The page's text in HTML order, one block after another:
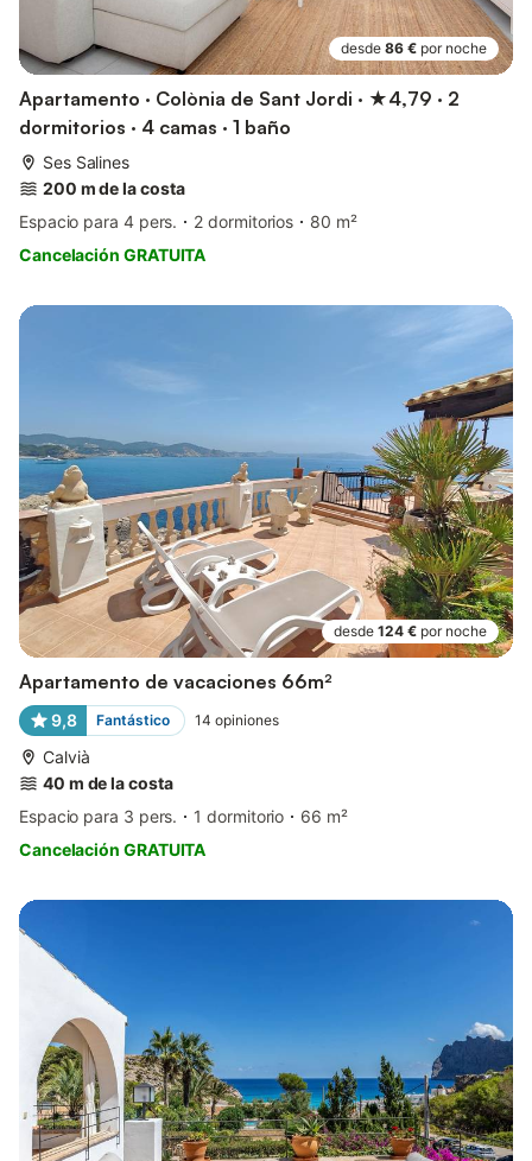
desde 86 € por noche
Apartamento · Colònia de Sant Jordi · ★4,79 · 2
dormitorios · 4 camas · 1 baño
Ses Salines
200 m de la costa
Espacio para 4 pers.
2 dormitorios
80 m²
Cancelación GRATUITA
desde 124 € por noche
Apartamento de vacaciones 66m²
9,8 Fantástico 14 opiniones
Calvià
40 m de la costa
Espacio para 3 pers.
1 dormitorio
66 m²
Cancelación GRATUITA